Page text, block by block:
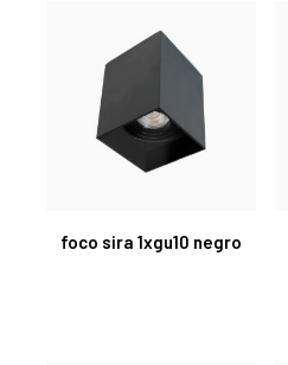
foco sira 1xgu10 negro